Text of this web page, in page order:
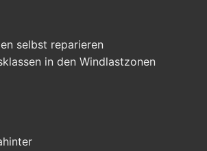
selbst reparieren
in den Windlastzonen